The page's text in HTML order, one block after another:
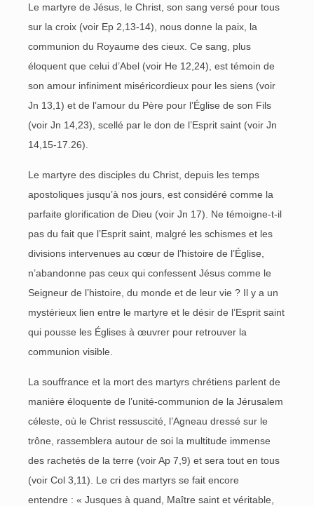
Le martyre de Jésus, le Christ, son sang versé pour tous
sur la croix (voir Ep 2,13-14), nous donne la paix, la
communion du Royaume des cieux. Ce sang, plus
éloquent que celui d’Abel (voir He 12,24), est témoin de
son amour infiniment miséricordieux pour les siens (voir
Jn 13,1) et de l’amour du Père pour l’Église de son Fils
(voir Jn 14,23), scellé par le don de l’Esprit saint (voir Jn
14,15-17.26).
Le martyre des disciples du Christ, depuis les temps
apostoliques jusqu’à nos jours, est considéré comme la
parfaite glorification de Dieu (voir Jn 17). Ne témoigne-t-il
pas du fait que l’Esprit saint, malgré les schismes et les
divisions intervenues au cœur de l’histoire de l’Église,
n’abandonne pas ceux qui confessent Jésus comme le
Seigneur de l’histoire, du monde et de leur vie ? Il y a un
mystérieux lien entre le martyre et le désir de l’Esprit saint
qui pousse les Églises à œuvrer pour retrouver la
communion visible.
La souffrance et la mort des martyrs chrétiens parlent de
manière éloquente de l’unité-communion de la Jérusalem
céleste, où le Christ ressuscité, l’Agneau dressé sur le
trône, rassemblera autour de soi la multitude immense
des rachetés de la terre (voir Ap 7,9) et sera tout en tous
(voir Col 3,11). Le cri des martyrs se fait encore
entendre : « Jusques à quand, Maître saint et véritable,